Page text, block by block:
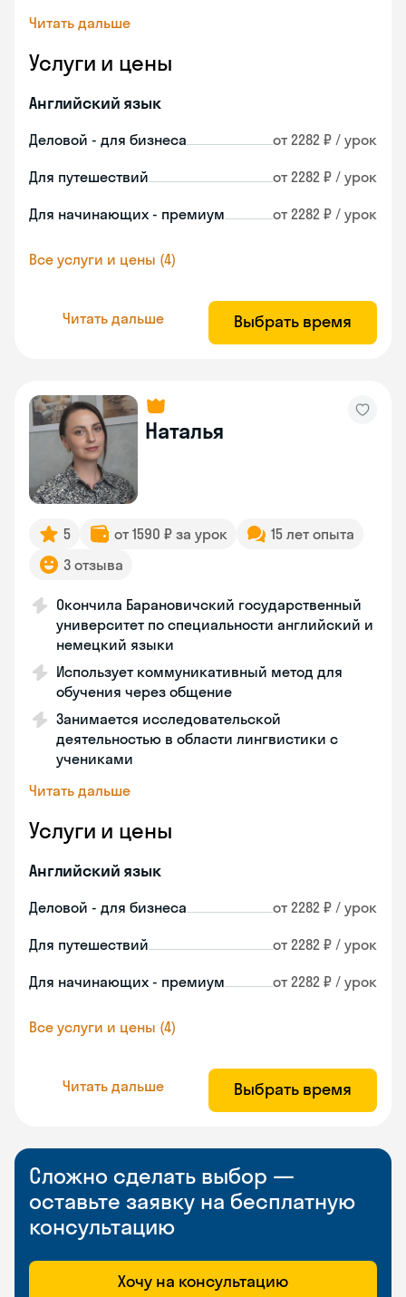
Читать дальше
Услуги и цены
Английский язык
Деловой - для бизнеса от 2282 ₽ / урок
Для путешествий от 2282 ₽ / урок
Для начинающих - премиум от 2282 ₽ / урок
Все услуги и цены (4)
Читать дальше Выбрать время
Наталья
5 от 1590 ₽ за урок
15 лет опыта
3 отзыва
Окончила Барановичский государственный
университет по специальности английский и
немецкий языки
Использует коммуникативный метод для
обучения через общение
Занимается исследовательской
деятельностью в области лингвистики с
учениками
Читать дальше
Услуги и цены
Английский язык
Деловой - для бизнеса от 2282 ₽ / урок
Для путешествий от 2282 ₽ / урок
Для начинающих - премиум от 2282 ₽ / урок
Все услуги и цены (4)
Читать дальше Выбрать время
Сложно сделать выбор —
оставьте заявку на бесплатную
консультацию
Хочу на консультацию